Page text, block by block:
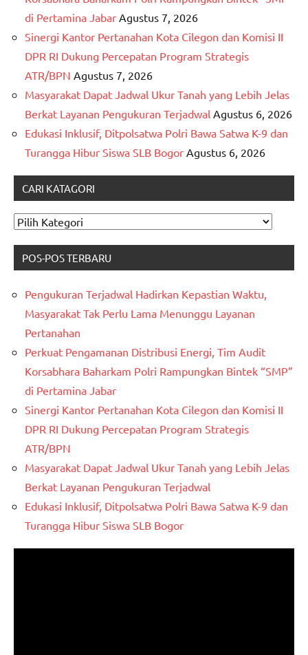
di Pertamina Jabar Agustus 7, 2026
Sinergi Kantor Pertanahan Kota Cilegon dan Komisi II
DPR RI Dukung Percepatan Program Strategis
ATR/BPN Agustus 7, 2026
Masyarakat Dapat Jadwal Ukur Tanah yang Lebih Jelas
Berkat Layanan Pengukuran Terjadwal Agustus 6, 2026
Edukasi Inklusif, Ditpolsatwa Polri Bawa Satwa K-9 dan
Turangga Hibur Siswa SLB Bogor Agustus 6, 2026
CARI KATAGORI
CARI
POS-POS TERBARU
Pengukuran Terjadwal Hadirkan Kepastian Waktu,
Masyarakat Tak Perlu Lama Menunggu Layanan
Pertanahan
Perkuat Pengamanan Distribusi Energi, Tim Audit
Korsabhara Baharkam Polri Rampungkan Bintek “SMP”
di Pertamina Jabar
Sinergi Kantor Pertanahan Kota Cilegon dan Komisi II
DPR RI Dukung Percepatan Program Strategis
ATR/BPN
Masyarakat Dapat Jadwal Ukur Tanah yang Lebih Jelas
Berkat Layanan Pengukuran Terjadwal
Edukasi Inklusif, Ditpolsatwa Polri Bawa Satwa K-9 dan
Turangga Hibur Siswa SLB Bogor